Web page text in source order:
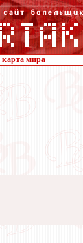
карта мира